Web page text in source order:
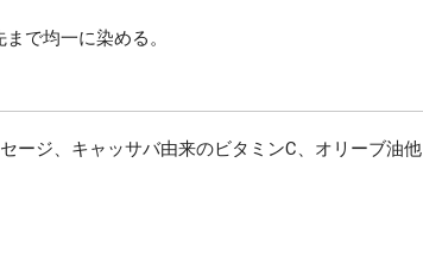
で均一に染める。
ージ、キャッサバ由来のビタミンC、オリーブ油他